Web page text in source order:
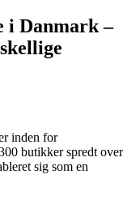
i Danmark –
inden for
butikker spredt over
sig som en